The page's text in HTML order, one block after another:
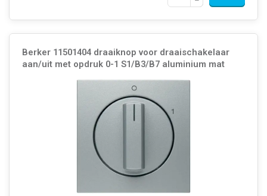
Berker 11501404 draaiknop voor draaischakelaar
aan/uit met opdruk 0-1 S1/B3/B7 aluminium mat